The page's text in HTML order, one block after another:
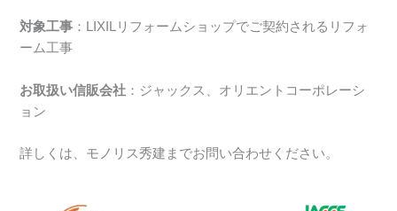
対象工事 ：LIXILリフォームショップでご契約されるリフォ
ーム工事
お取扱い信販会社 ：ジャックス、オリエントコーポレーシ
ョン
詳しくは、モノリス秀建までお問い合わせください。